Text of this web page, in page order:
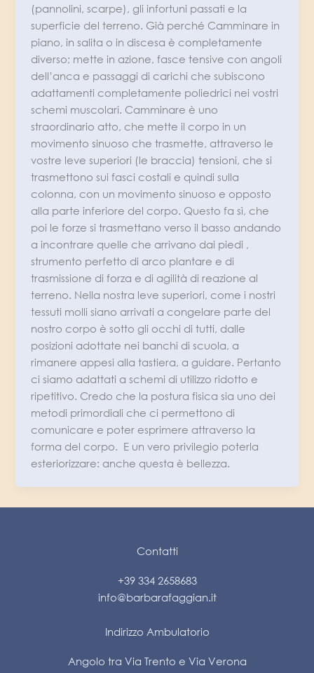
(pannolini, scarpe), gli infortuni passati e la
superficie del terreno. Già perché Camminare in
piano, in salita o in discesa è completamente
diverso; mette in azione, fasce tensive con angoli
dell’anca e passaggi di carichi che subiscono
adattamenti completamente poliedrici nei vostri
schemi muscolari. Camminare è uno
straordinario atto, che mette il corpo in un
movimento sinuoso che trasmette, attraverso le
vostre leve superiori (le braccia) tensioni, che si
trasmettono sui fasci costali e quindi sulla
colonna, con un movimento sinuoso e opposto
alla parte inferiore del corpo. Questo fa sì, che
poi le forze si trasmettano verso il basso andando
a incontrare quelle che arrivano dai piedi ,
strumento perfetto di arco plantare e di
trasmissione di forza e di agilità di reazione al
terreno. Nella nostra leve superiori, come i nostri
tessuti molli siano arrivati a congelare parte del
nostro corpo è sotto gli occhi di tutti, dalle
posizioni adottate nei banchi di scuola, a
rimanere appesi alla tastiera, a guidare. Pertanto
ci siamo adattati a schemi di utilizzo ridotto e
ripetitivo. Credo che la postura fisica sia uno dei
metodi primordiali che ci permettono di
comunicare e poter esprimere attraverso la
forma del corpo. E un vero privilegio poterla
esteriorizzare: anche questa è bellezza.
Contatti
+39 334 2658683
info@barbarafaggian.it
Indirizzo Ambulatorio
Angolo tra Via Trento e Via Verona